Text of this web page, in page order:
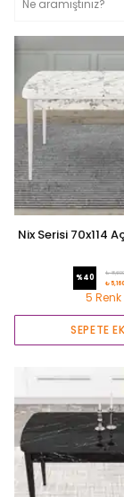
Nix Serisi 70x114
%40
₺
₺
5 Renk
SEPETE